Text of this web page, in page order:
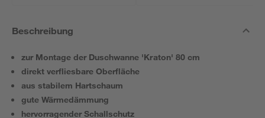
Beschreibung
zur Montage der Duschwanne 'Kraton' 80 cm
direkt verfliesbare Oberfläche
aus stabilem Hartschaum
gute Wärmedämmung
hervorragender Schallschutz